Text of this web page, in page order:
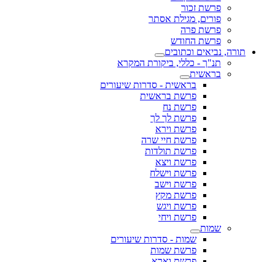
פרשת זכור
פורים, מגילת אסתר
פרשת פרה
פרשת החודש
תורה, נביאים וכתובים
תנ"ך - כללי, ביקורת המקרא
בראשית
בראשית - סדרות שיעורים
פרשת בראשית
פרשת נח
פרשת לך לך
פרשת וירא
פרשת חיי שרה
פרשת תולדות
פרשת ויצא
פרשת וישלח
פרשת וישב
פרשת מקץ
פרשת ויגש
פרשת ויחי
שמות
שמות - סדרות שיעורים
פרשת שמות